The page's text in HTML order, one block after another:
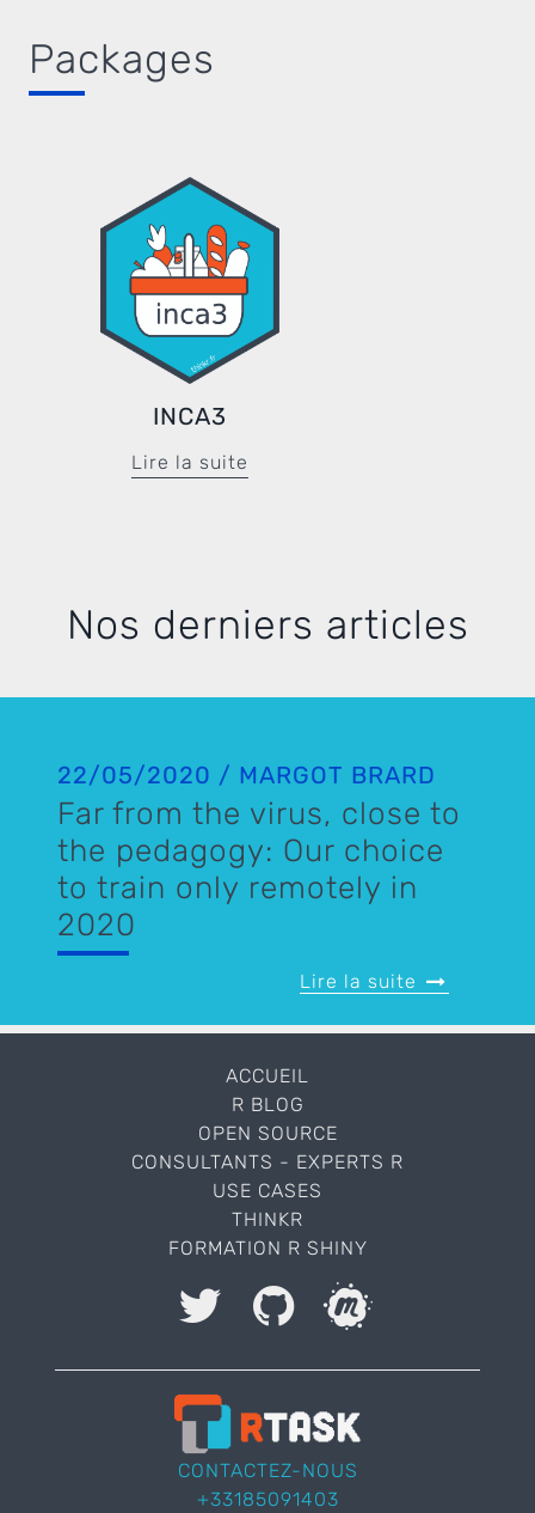
Packages
INCA3
Lire la suite
Nos derniers articles
22/05/2020 / MARGOT BRARD
Far from the virus, close to
the pedagogy: Our choice
to train only remotely in
2020
Lire la suite
ACCUEIL
R BLOG
OPEN SOURCE
CONSULTANTS - EXPERTS R
USE CASES
THINKR
FORMATION R SHINY
CONTACTEZ-NOUS
+33185091403
J'accepte le stockage et le traitement de mes
données et autorise ThinkR à me contacter.
Veuillez laisser ce champ vide.